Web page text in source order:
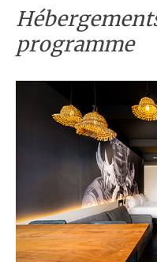
programme